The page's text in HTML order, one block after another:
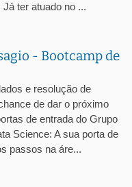
ter atuado no ...
- Bootcamp de
e resolução de
de dar o próximo
de entrada do Grupo
Science: A sua porta de
passos na áre...